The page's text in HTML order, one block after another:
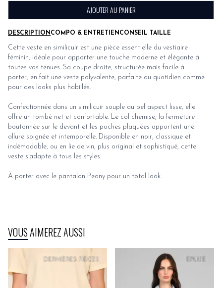
DESCRIPTIONCOMPO & ENTRETIENCONSEIL TAILLE
Cette veste en similicuir est une pièce essentielle du vestiaire
féminin, idéale pour apporter une touche moderne et élégante à
toutes vos tenues. Sa coupe droite, structurée mais facile à
porter, en fait une veste polyvalente, parfaite au quotidien comme
pour des looks plus habillés.
Confectionnée dans un similicuir souple au bel aspect lisse, elle
offre un tombé net et confortable. Le col chemise, la fermeture
boutonnée sur le devant et les poches plaquées apportent une
allure soignée et intemporelle. Disponible en noir, classique et
indémodable, ou en lie de vin, plus original et sophistiqué, cette
veste s’adapte à tous les styles.
À porter avec le pantalon Peony pour un total look.
AJOUTER AU PANIER
VOUS AIMEREZ AUSSI
DERNIÈRES PIÈCES ÉPUISÉ